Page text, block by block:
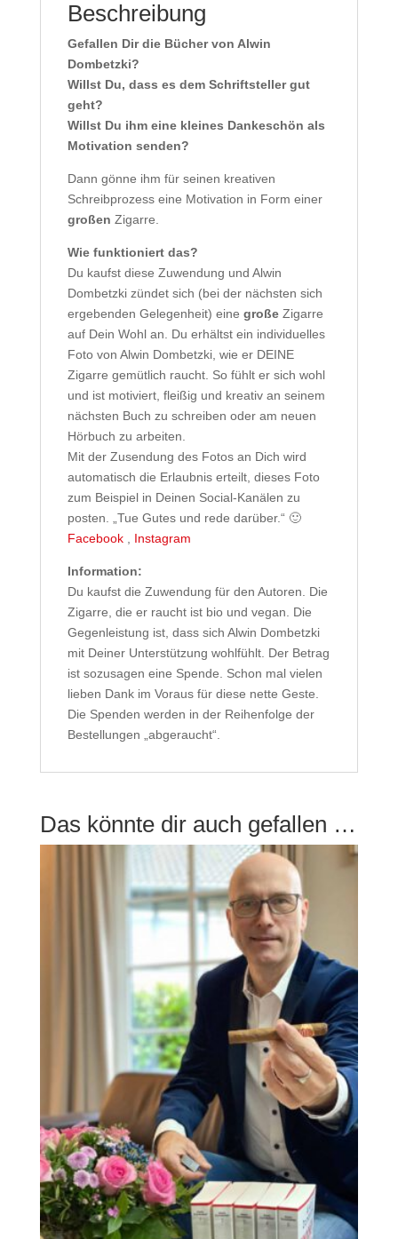
Beschreibung
Gefallen Dir die Bücher von Alwin
Dombetzki?
Willst Du, dass es dem Schriftsteller gut
geht?
Willst Du ihm eine kleines Dankeschön als
Motivation senden?
Dann gönne ihm für seinen kreativen
Schreibprozess eine Motivation in Form einer
großen Zigarre.
Wie funktioniert das?
Du kaufst diese Zuwendung und Alwin
Dombetzki zündet sich (bei der nächsten sich
ergebenden Gelegenheit) eine großeZigarre
auf Dein Wohl an. Du erhältst ein individuelles
Foto von Alwin Dombetzki, wie er DEINE
Zigarre gemütlich raucht. So fühlt er sich wohl
und ist motiviert, fleißig und kreativ an seinem
nächsten Buch zu schreiben oder am neuen
Hörbuch zu arbeiten.
Mit der Zusendung des Fotos an Dich wird
automatisch die Erlaubnis erteilt, dieses Foto
zum Beispiel in Deinen Social-Kanälen zu
posten. „Tue Gutes und rede darüber.“ 🙂
Facebook, Instagram
Information:
Du kaufst die Zuwendung für den Autoren. Die
Zigarre, die er raucht ist bio und vegan. Die
Gegenleistung ist, dass sich Alwin Dombetzki
mit Deiner Unterstützung wohlfühlt. Der Betrag
ist sozusagen eine Spende. Schon mal vielen
lieben Dank im Voraus für diese nette Geste.
Die Spenden werden in der Reihenfolge der
Bestellungen „abgeraucht“.
Das könnte dir auch gefallen …